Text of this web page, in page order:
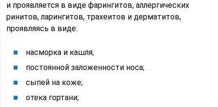
и проявляется в виде фарингитов, аллергических
ринитов, ларингитов, трахеитов и дерматитов,
проявляясь в виде:
насморка и кашля;
постоянной заложенности носа;
сыпей на коже;
отека гортани;